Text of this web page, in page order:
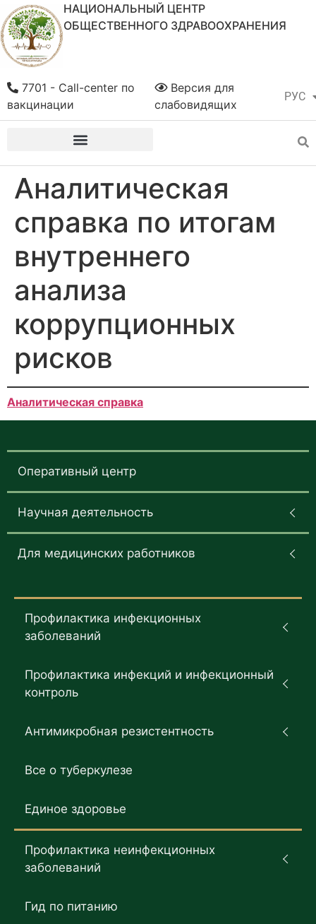
НАЦИОНАЛЬНЫЙ ЦЕНТР
ОБЩЕСТВЕННОГО ЗДРАВООХРАНЕНИЯ
РУС
ҚАЗ
Версия для
слабовидящих
7701 - Call-center по
вакцинации
Аналитическая
справка по итогам
внутреннего
анализа
коррупционных
рисков
Аналитическая справка
Оперативный центр
Научная деятельность
Для медицинских работников
Профилактика инфекционных
заболеваний
Профилактика инфекций и инфекционный
контроль
Антимикробная резистентность
Все о туберкулезе
Единое здоровье
Профилактика неинфекционных
заболеваний
Гид по питанию